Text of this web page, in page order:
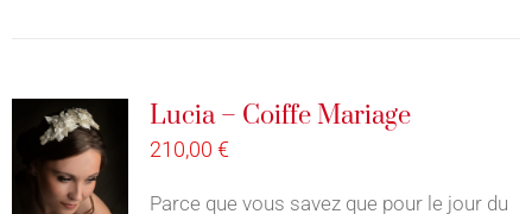
Lucia – Coiffe Mariage
210,00 €
Parce que vous savez que pour le jour du